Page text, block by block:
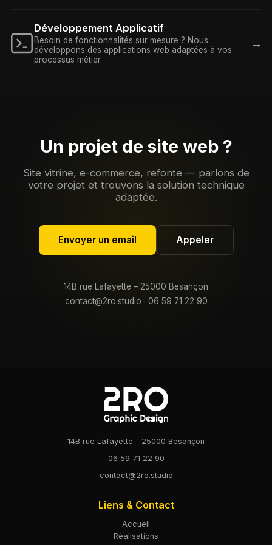
Développement Applicatif
Besoin de fonctionnalités sur mesure ? Nous
développons des applications web adaptées à vos
processus métier.
→
Un projet de site web ?
Site vitrine, e-commerce, refonte — parlons de
votre projet et trouvons la solution technique
adaptée.
Envoyer un email Appeler
14B rue Lafayette – 25000 Besançon
contact@2ro.studio · 06 59 71 22 90
14B rue Lafayette – 25000 Besançon
06 59 71 22 90
contact@2ro.studio
Liens & Contact
Accueil
Réalisations